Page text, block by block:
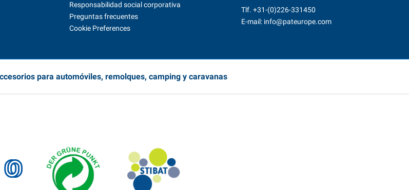
Responsabilidad social corporativa
Preguntas frecuentes
Cookie Preferences
Tlf. +31-(0)226-331450
E-mail: info@pateurope.com
para automóviles, remolques, camping y caravanas